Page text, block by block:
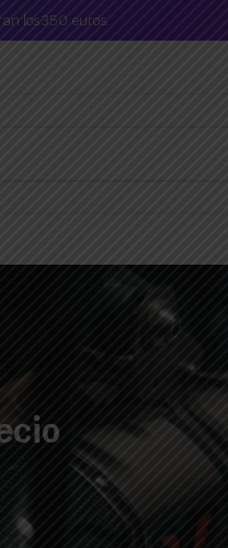
los 350 euros.